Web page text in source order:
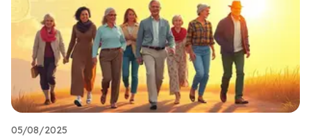
05/08/2025